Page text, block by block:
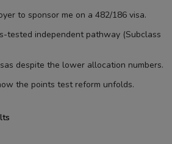
to sponsor me on a 482/186 visa.
tested independent pathway (Subclass
despite the lower allocation numbers.
the points test reform unfolds.